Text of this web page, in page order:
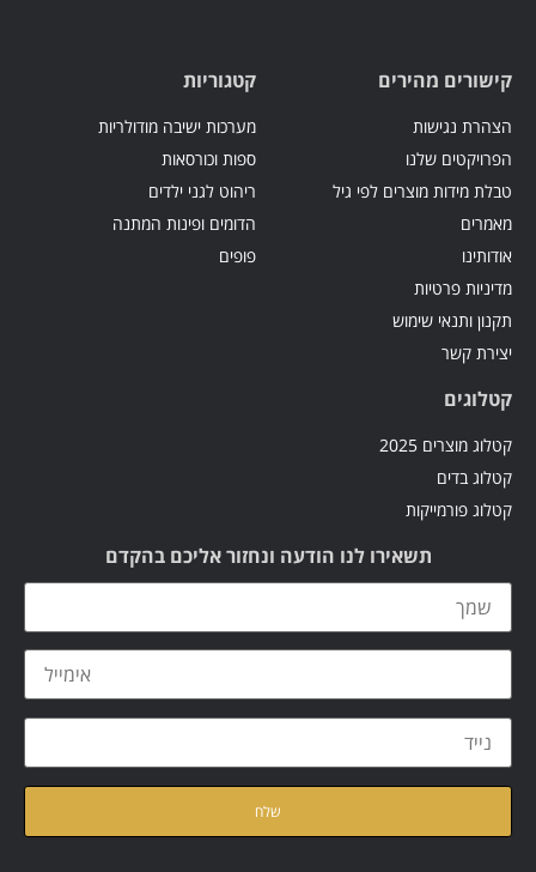
קישורים מהירים
הצהרת נגישות
הפרויקטים שלנו
טבלת מידות מוצרים לפי גיל
מאמרים
אודותינו
מדיניות פרטיות
תקנון ותנאי שימוש
יצירת קשר
קטגוריות
מערכות ישיבה מודולריות
ספות וכורסאות
ריהוט לגני ילדים
הדומים ופינות המתנה
פופים
קטלוגים
קטלוג מוצרים 2025
קטלוג בדים
קטלוג פורמייקות
תשאירו לנו הודעה ונחזור אליכם בהקדם